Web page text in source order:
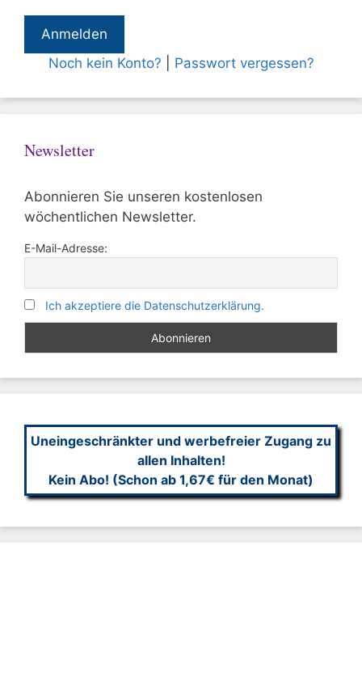
Noch kein Konto? Passwort vergessen?
Newsletter
Abonnieren Sie unseren kostenlosen
wöchentlichen Newsletter.
E-Mail-Adresse:
Ich akzeptiere die Datenschutzerklärung.
Uneingeschränkter und werbefreier Zugang zu
allen Inhalten!
Kein Abo! (Schon ab 1,67€ für den Monat)